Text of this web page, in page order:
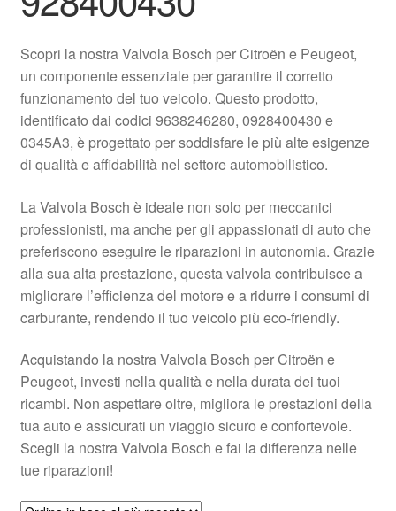
Il mio account
Pagamenti
Politica sulla riservatezza
Registratore di cassa
Rimostranza
Spedizione in tutto il mondo
Termini e condizioni
Scopri la nostra Valvola Bosch per Citroën e Peugeot,
un componente essenziale per garantire il corretto
funzionamento del tuo veicolo. Questo prodotto,
identificato dai codici 9638246280, 0928400430 e
0345A3, è progettato per soddisfare le più alte esigenze
di qualità e affidabilità nel settore automobilistico.
La Valvola Bosch è ideale non solo per meccanici
professionisti, ma anche per gli appassionati di auto che
preferiscono eseguire le riparazioni in autonomia. Grazie
alla sua alta prestazione, questa valvola contribuisce a
migliorare l’efficienza del motore e a ridurre i consumi di
carburante, rendendo il tuo veicolo più eco-friendly.
Acquistando la nostra Valvola Bosch per Citroën e
Peugeot, investi nella qualità e nella durata dei tuoi
ricambi. Non aspettare oltre, migliora le prestazioni della
tua auto e assicurati un viaggio sicuro e confortevole.
Scegli la nostra Valvola Bosch e fai la differenza nelle
tue riparazioni!